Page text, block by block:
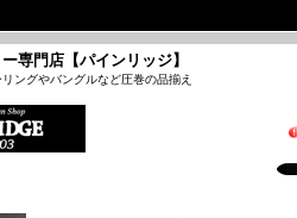
専門店【パインリッジ】
ングやバングルなど圧巻の品揃え